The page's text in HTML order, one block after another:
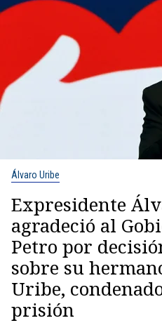
Álvaro Uribe
Expresidente
agradeció al
Petro por
sobre su
Uribe,
prisión